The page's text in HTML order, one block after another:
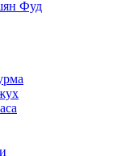
Фуд